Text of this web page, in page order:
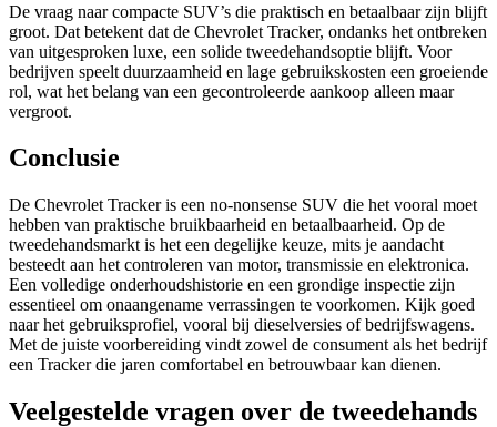
De vraag naar compacte SUV’s die praktisch en betaalbaar zijn blijft
groot. Dat betekent dat de Chevrolet Tracker, ondanks het ontbreken
van uitgesproken luxe, een solide tweedehandsoptie blijft. Voor
bedrijven speelt duurzaamheid en lage gebruikskosten een groeiende
rol, wat het belang van een gecontroleerde aankoop alleen maar
vergroot.
Conclusie
De Chevrolet Tracker is een no-nonsense SUV die het vooral moet
hebben van praktische bruikbaarheid en betaalbaarheid. Op de
tweedehandsmarkt is het een degelijke keuze, mits je aandacht
besteedt aan het controleren van motor, transmissie en elektronica.
Een volledige onderhoudshistorie en een grondige inspectie zijn
essentieel om onaangename verrassingen te voorkomen. Kijk goed
naar het gebruiksprofiel, vooral bij dieselversies of bedrijfswagens.
Met de juiste voorbereiding vindt zowel de consument als het bedrijf
een Tracker die jaren comfortabel en betrouwbaar kan dienen.
Veelgestelde vragen over de tweedehands